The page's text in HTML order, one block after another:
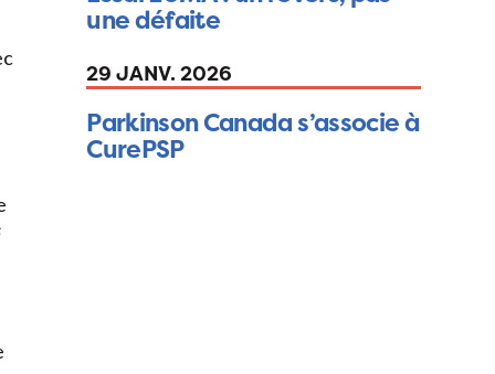
une défaite
29 JANV. 2026
Parkinson Canada s’associe à
CurePSP